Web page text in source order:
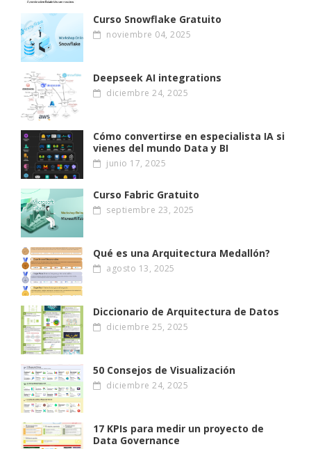
Curso Snowflake Gratuito
noviembre 04, 2025
Deepseek AI integrations
diciembre 24, 2025
Cómo convertirse en especialista IA si
vienes del mundo Data y BI
junio 17, 2025
Curso Fabric Gratuito
septiembre 23, 2025
Qué es una Arquitectura Medallón?
agosto 13, 2025
Diccionario de Arquitectura de Datos
diciembre 25, 2025
50 Consejos de Visualización
diciembre 24, 2025
17 KPIs para medir un proyecto de
Data Governance